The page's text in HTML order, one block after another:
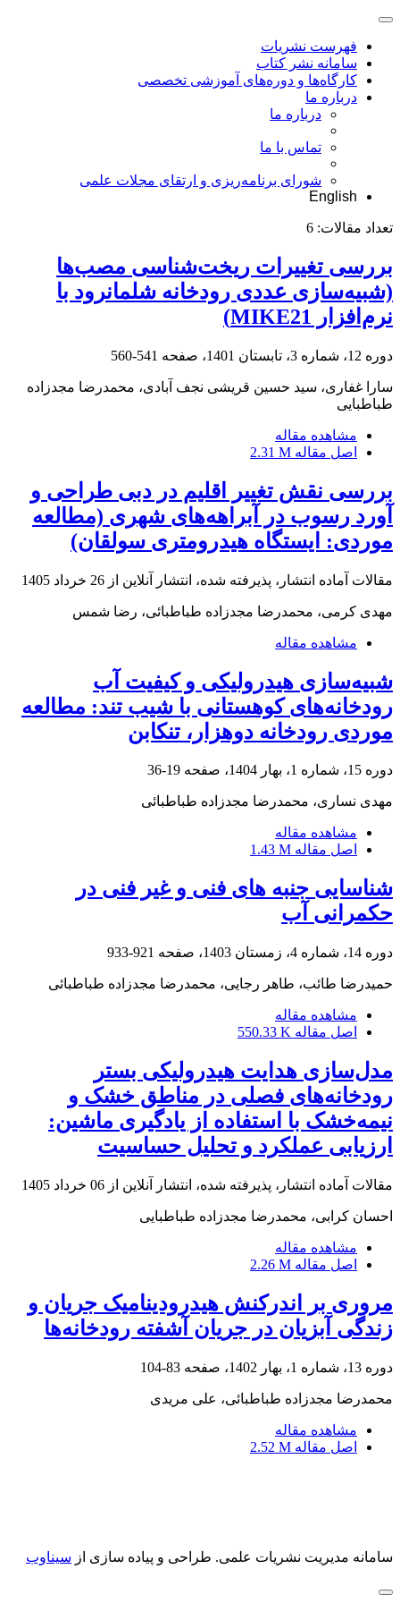
فهرست نشریات
سامانه نشر کتاب
کارگاه‌ها و دوره‌های آموزشی تخصصی
درباره ما
درباره ما
تماس با ما
شورای برنامه‌ریزی و ارتقای مجلات علمی
English
تعداد مقالات: 6
بررسی تغییرات ریخت‌‌شناسی مصب‌‌ها
(شبیه‌سازی عددی رودخانه شلمانرود با
نرم‌افزار MIKE21)
دوره 12، شماره 3، تابستان 1401، صفحه 541-560
سارا غفاری، سید حسین قریشی نجف آبادی، محمدرضا مجدزاده
طباطبایی
مشاهده مقاله
اصل مقاله 2.31 M
بررسی نقش تغییر اقلیم در دبی طراحی و
آورد رسوب در آبراهه‌های شهری (مطالعه
موردی: ایستگاه هیدرومتری سولقان)
مقالات آماده انتشار، پذیرفته شده، انتشار آنلاین از 26 خرداد 1405
مهدی کرمی، محمدرضا مجدزاده طباطبائی، رضا شمس
مشاهده مقاله
شبیه‌سازی هیدرولیکی و کیفیت آب
رودخانه‌های کوهستانی با شیب تند: مطالعه
موردی رودخانه دوهزار، تنکابن
دوره 15، شماره 1، بهار 1404، صفحه 19-36
مهدی نساری، محمدرضا مجدزاده طباطبائی
مشاهده مقاله
اصل مقاله 1.43 M
شناسایی جنبه های فنی و غیر فنی در
حکمرانی آب
دوره 14، شماره 4، زمستان 1403، صفحه 921-933
حمیدرضا طائب، طاهر رجایی، محمدرضا مجدزاده طباطبائی
مشاهده مقاله
اصل مقاله 550.33 K
مدل‌سازی هدایت هیدرولیکی بستر
رودخانه‌های فصلی در مناطق خشک و
نیمه‌خشک با استفاده از یادگیری ماشین:
ارزیابی عملکرد و تحلیل حساسیت
مقالات آماده انتشار، پذیرفته شده، انتشار آنلاین از 06 خرداد 1405
احسان کرابی، محمدرضا مجدزاده طباطبایی
مشاهده مقاله
اصل مقاله 2.26 M
مروری بر اندرکنش هیدرودینامیک جریان و
زندگی آبزیان در جریان‌ آشفته رودخانه‌ها
دوره 13، شماره 1، بهار 1402، صفحه 83-104
محمدرضا مجدزاده طباطبائی، علی مریدی
مشاهده مقاله
اصل مقاله 2.52 M
سامانه مدیریت نشریات علمی. طراحی و پیاده سازی از سیناوب